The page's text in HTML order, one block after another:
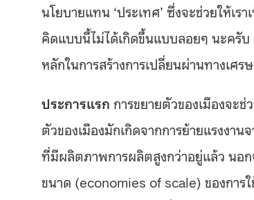
นโยบายแทน ‘ประเทศ’ ซึ่งจะช่วยให้เ
คิดแบบนี้ไม่ได้เกิดขึ้นแบบลอยๆ นะครั
หลักในการสร้างการเปลี่ยนผ่านทางเศ
ประการแรก การขยายตัวของเมืองจะ
ตัวของเมืองมักเกิดจากการย้ายแรงง
ที่มีผลิตภาพการผลิตสูงกว่าอยู่แล้ว นอก
ขนาด (economies of scale) ของการ